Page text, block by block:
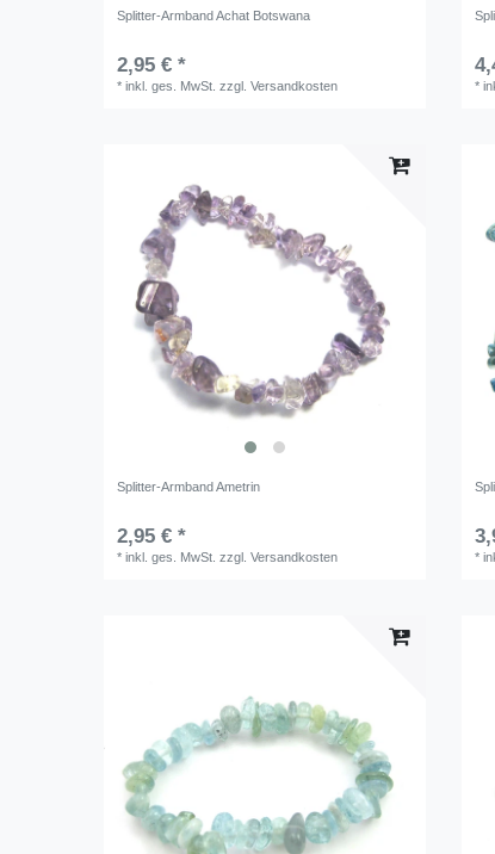
Splitter-Armband Achat Botswana
2,95 € *
*inkl. ges. MwSt. zzgl.Versandkosten *
Splitter-Armband Ametrin
2,95 € *
*inkl. ges. MwSt. zzgl.Versandkosten *